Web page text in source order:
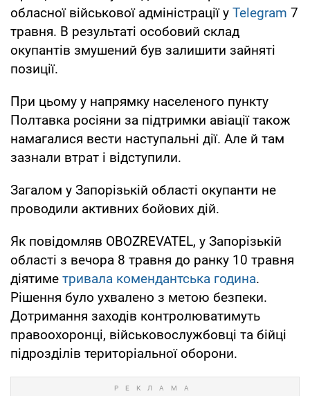
обласної військової адміністрації у Telegram 7
травня. В результаті особовий склад
окупантів змушений був залишити зайняті
позиції.
При цьому у напрямку населеного пункту
Полтавка росіяни за підтримки авіації також
намагалися вести наступальні дії. Але й там
зазнали втрат і відступили.
Загалом у Запорізькій області окупанти не
проводили активних бойових дій.
Як повідомляв OBOZREVATEL, у Запорізькій
області з вечора 8 травня до ранку 10 травня
діятиме тривала комендантська година.
Рішення було ухвалено з метою безпеки.
Дотримання заходів контролюватимуть
правоохоронці, військовослужбовці та бійці
підрозділів територіальної оборони.